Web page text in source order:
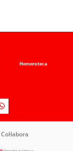
Hemeroteca
Col·labora